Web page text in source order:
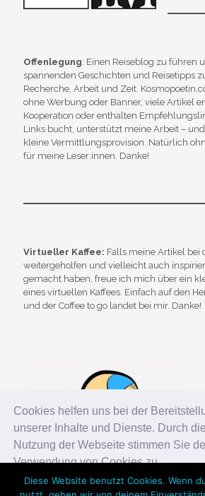
Cookies helfen uns bei der
unserer Inhalte und Dienste. Durch
Nutzung der Webseite stimmen Sie
Verwendung von Cookies zu.
Offenlegung: Einen Reiseblog zu führen
spannenden Geschichten und Reisetipps
Recherche, Arbeit und Zeit.
ohne Werbung oder Banner, viele Artikel
Kooperation oder enthalten
Links bucht, unterstützt meine Arbeit –
kleine Vermittlungsprovision. Natürlich
für meine Leser:innen. Danke!
Virtueller Kaffee: Falls meine Artikel bei
weitergeholfen und vielleicht auch
gemacht haben, freue ich mich über ein
eines virtuellen Kaffees. Einfach auf den
und der Coffee to go landet bei mir. Danke!
Diese Website benutzt Cookies. Wenn